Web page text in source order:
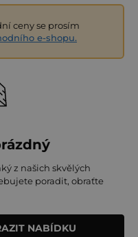
ceny se prosím
e-shopu.
z našich skvělých
poradit, obraťte
NABÍDKU